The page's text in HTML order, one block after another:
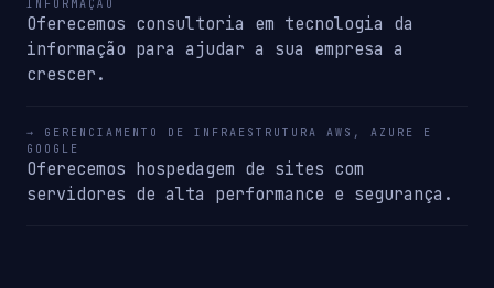
INFORMAÇÃO
Oferecemos consultoria em tecnologia da
informação para ajudar a sua empresa a
crescer.
→ GERENCIAMENTO DE INFRAESTRUTURA AWS, AZURE E
GOOGLE
Oferecemos hospedagem de sites com
servidores de alta performance e segurança.